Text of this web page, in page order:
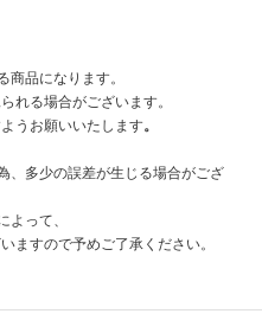
品になります。
れる場合がございます。
うお願いいたします。
、多少の誤差が生じる場合がござ
って、
ますので予めご了承ください。